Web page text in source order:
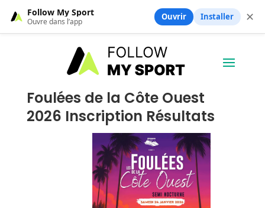
Foulées de la Côte Ouest
2026 Inscription Résultats
Follow My Sport
Ouvre dans l’app Ouvrir Installer ✕